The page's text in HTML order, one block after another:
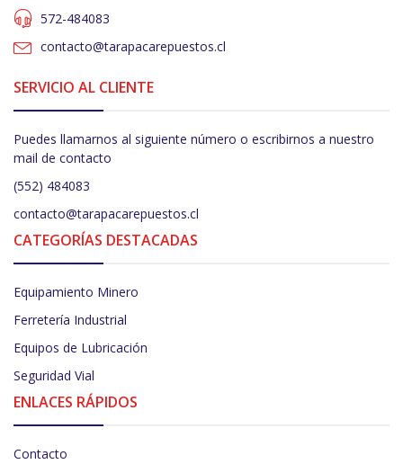
572-484083
contacto@tarapacarepuestos.cl
SERVICIO AL CLIENTE
Puedes llamarnos al siguiente número o escribirnos a nuestro
mail de contacto
(552) 484083
contacto@tarapacarepuestos.cl
CATEGORÍAS DESTACADAS
Equipamiento Minero
Ferretería Industrial
Equipos de Lubricación
Seguridad Vial
ENLACES RÁPIDOS
Contacto